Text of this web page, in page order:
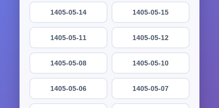
1405-05-15
1405-05-14
1405-05-12
1405-05-11
1405-05-10
1405-05-08
1405-05-07
1405-05-06